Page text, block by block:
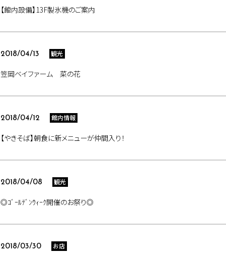
【館内設備】13F製氷機のご案内
2018/04/13 観光
笠岡ベイファーム 菜の花
2018/04/12 館内情報
【やきそば】朝食に新メニューが仲間入り！
2018/04/08 観光
◎ｺﾞｰﾙﾃﾞﾝｳｨｰｸ開催のお祭り◎
2018/03/30 お店